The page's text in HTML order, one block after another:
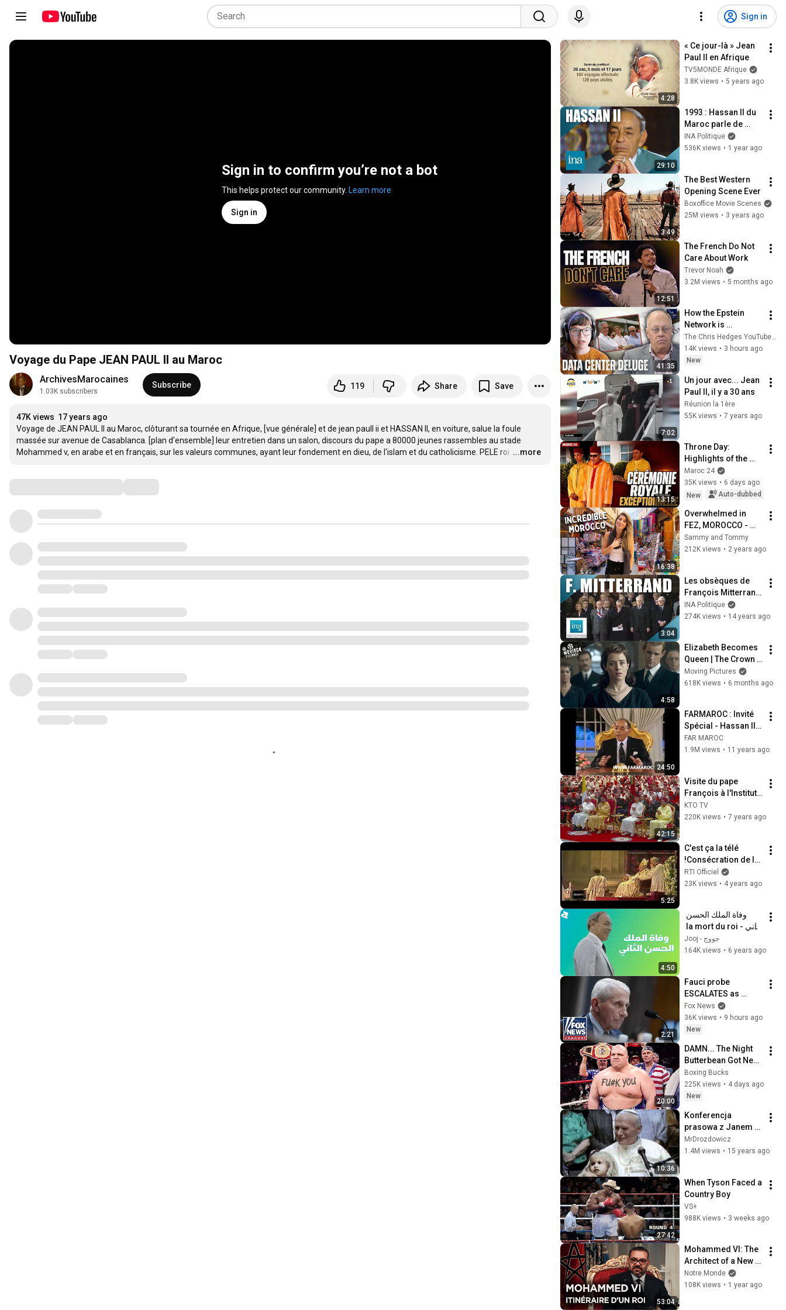
Sign in
Sign in to confirm you’re not a bot
This helps protect our community. Learn more
Sign in
Voyage du Pape JEAN PAUL II au Maroc
ArchivesMarocaines
1.03K subscribers
Subscribe 119 Share Save
47K views 17 years ago
Voyage de JEAN PAUL II au Maroc, clôturant sa tournée en Afrique, [vue générale] et de jean paull ii et HASSAN II, en voiture, salue la foule
massée sur avenue de Casablanca. [plan d'ensemble] leur entretien dans un salon, discours du pape a 80000 jeunes rassembles au stade
Mohammed v, en arabe et en français, sur les valeurs communes, ayant leur fondement en dieu, de l'islam et du catholicisme. PELE roi …
...more
4:28
« Ce jour-là » Jean
Paul II en Afrique
TV5MONDE Afrique
3.8K views • 5 years ago
29:10
1993 : Hassan II du
Maroc parle de
religion, de
politique et de la
INA Politique
536K views • 1 year ago
3:49
The Best Western
Opening Scene Ever
Boxoffice Movie Scenes
25M views • 3 years ago
12:51
The French Do Not
Care About Work
Trevor Noah
3.2M views • 5 months ago
41:35
How the Epstein
Network is
Privatizing Govt &
Building the
Surveillance
Webb) |TCHR
The Chris Hedges YouTube Channel
14K views • 3 hours ago
New
7:02
Un jour avec... Jean
Paul II, il y a 30 ans
Réunion la 1ère
55K views • 7 years ago
13:15
Throne Day:
Highlights of the
ceremony presided
over by the King
Maroc 24
35K views • 6 days ago
New
Auto-dubbed
16:38
Overwhelmed in
FEZ, MOROCCO -
Moroccan
Hospitality is
Sammy and Tommy
212K views • 2 years ago
3:04
Les obsèques de
François Mitterrand
à Notre Dame |
Archive INA
INA Politique
274K views • 14 years ago
4:58
Elizabeth Becomes
Queen | The Crown
(Claire Foy, Eileen
Atkins)
Moving Pictures
618K views • 6 months ago
24:50
FARMAROC : Invité
Spécial - Hassan II -
2 mai 1996 (vidéo
inédite)
FAR MAROC
1.9M views • 11 years ago
42:15
Visite du pape
François à l'Institut
Mohammed VI
KTO TV
220K views • 7 years ago
5:25
C'est ça la télé
!Consécration de la
Basilique de
Yamoussoukro par
RTI Officiel
23K views • 4 years ago
4:50
Hassan II
Jooj - جووج
164K views • 6 years ago
2:21
Fauci probe
ESCALATES as
Senate sets
contempt vote
Fox News
36K views • 9 hours ago
New
20:00
DAMN... The Night
Butterbean Got Next
Level Scary
Boxing Bucks
225K views • 4 days ago
New
10:36
Konferencja
prasowa z Janem
Pawłem II - Ziarno
1991
MrDrozdowicz
1.4M views • 15 years ago
27:42
When Tyson Faced a
Country Boy
VS+
988K views • 3 weeks ago
53:04
Mohammed VI: The
Architect of a New
Morocco - Full
Documentary
Notre Monde
108K views • 1 year ago